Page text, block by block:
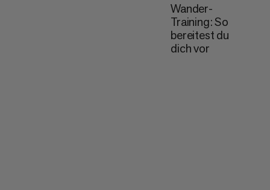
Wander-
Training: So
bereitest du
dich vor